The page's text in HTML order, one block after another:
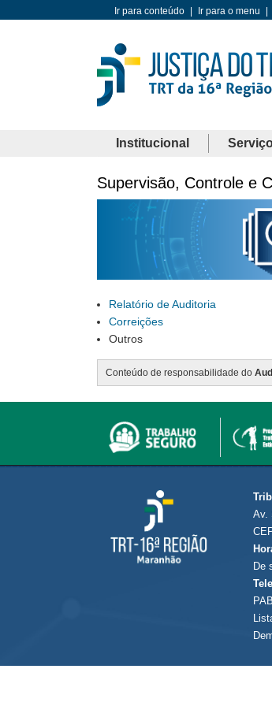
Ir para conteúdo Ir para o menu
Institucional
Supervisão, Controle e
Relatório de Auditoria
Correições
Outros
Conteúdo de responsabilidade do
Av.
De